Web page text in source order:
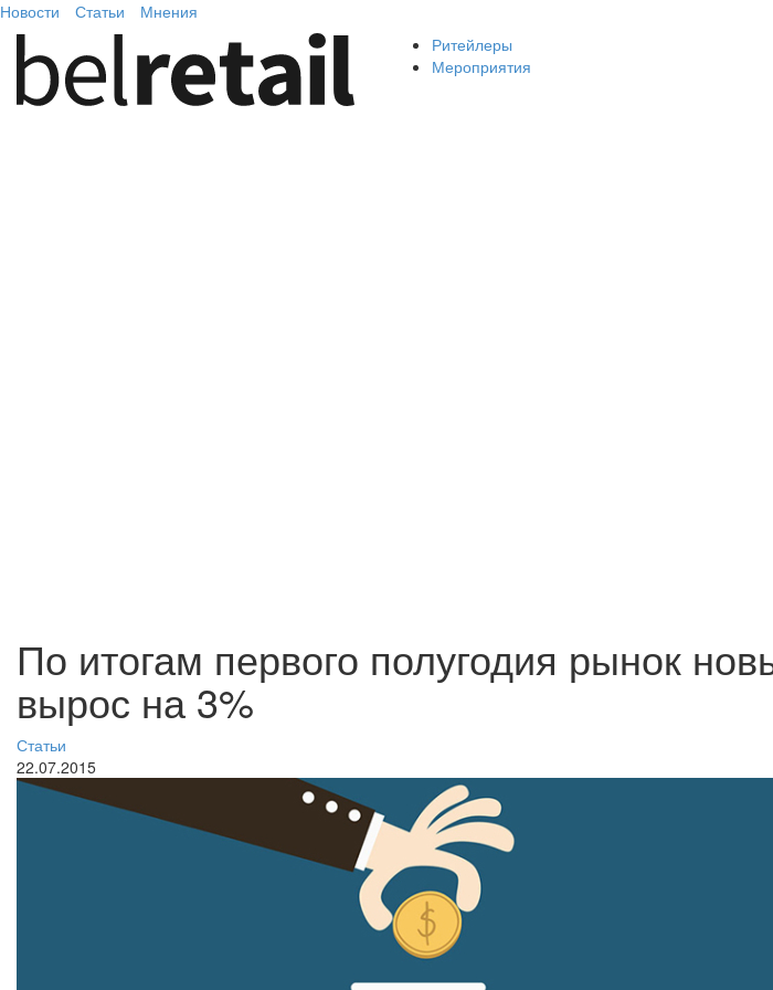
Новости Статьи Мнения
Ритейлеры
Мероприятия
По итогам первого полугодия рынок
вырос на 3%
Статьи
22.07.2015